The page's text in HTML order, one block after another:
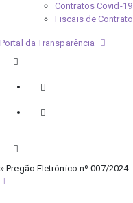
Contratos Covid-19
Fiscais de Contrato
Portal da Transparência
» Pregão Eletrônico nº 007/2024